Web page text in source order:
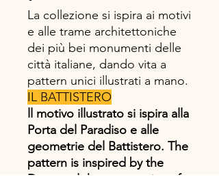
La collezione si ispira ai motivi
e alle trame architettoniche
dei più bei monumenti delle
città italiane, dando vita a
pattern unici illustrati a mano.
IL BATTISTERO
ll motivo illustrato si ispira alla
Porta del Paradiso e alle
geometrie del Battistero. The
pattern is inspired by the
Door and the geometries of